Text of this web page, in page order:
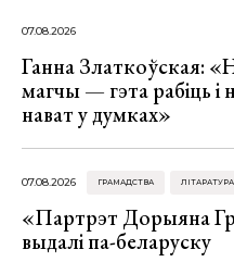
07.08.2026
Ганна Златкоўская:
магчы — гэта рабіць і
нават у думках»
07.08.2026 ГРАМАДСТВА ЛІТАРАТУРА
«Партрэт Дорыяна
выдалі па-беларуску